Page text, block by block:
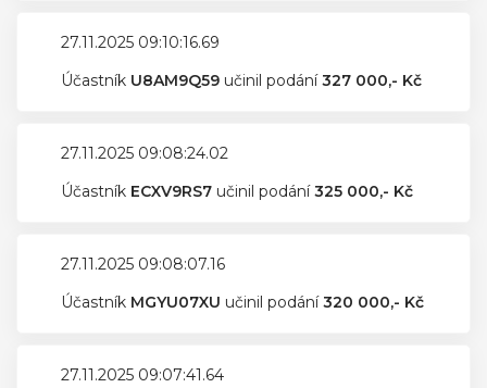
27.11.2025 09:10:16.69
Účastník U8AM9Q59 učinil podání327 000,- Kč
27.11.2025 09:08:24.02
Účastník ECXV9RS7 učinil podání325 000,- Kč
27.11.2025 09:08:07.16
Účastník MGYU07XU učinil podání320 000,- Kč
27.11.2025 09:07:41.64